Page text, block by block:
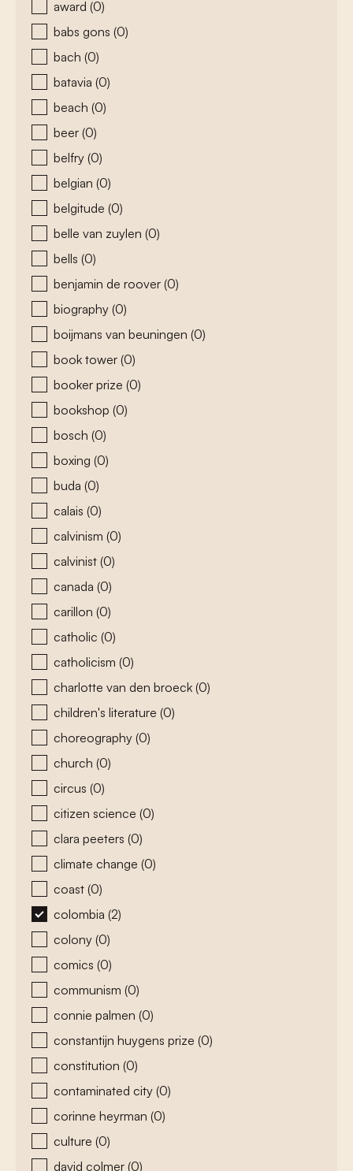
award (0)
babs gons (0)
bach (0)
batavia (0)
beach (0)
beer (0)
belfry (0)
belgian (0)
belgitude (0)
belle van zuylen (0)
bells (0)
benjamin de roover (0)
biography (0)
boijmans van beuningen (0)
book tower (0)
booker prize (0)
bookshop (0)
bosch (0)
boxing (0)
buda (0)
calais (0)
calvinism (0)
calvinist (0)
canada (0)
carillon (0)
catholic (0)
catholicism (0)
charlotte van den broeck (0)
children's literature (0)
choreography (0)
church (0)
circus (0)
citizen science (0)
clara peeters (0)
climate change (0)
coast (0)
colombia (2)
colony (0)
comics (0)
communism (0)
connie palmen (0)
constantijn huygens prize (0)
constitution (0)
contaminated city (0)
corinne heyrman (0)
culture (0)
david colmer (0)